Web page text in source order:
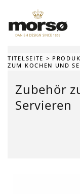
Skip to main
TITELSEITE
ZUM KOCHEN UND
Zubehör
Servieren